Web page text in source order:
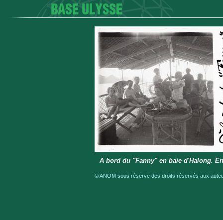
A bord du "Fanny" en baie d'Halong.
© ANOM sous réserve des droits réservés aux